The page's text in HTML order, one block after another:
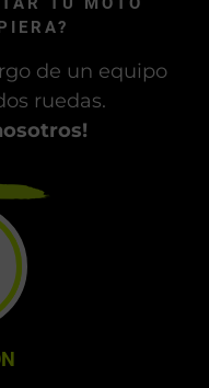
de un equipo
ruedas.